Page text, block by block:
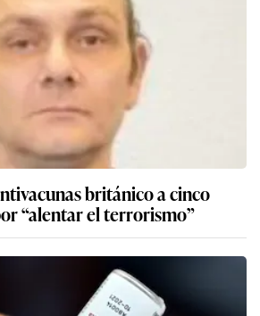
británico a cinco
“alentar el terrorismo”